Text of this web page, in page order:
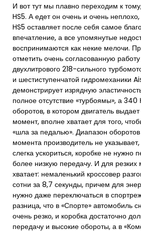
И вот тут мы плавно переходим к
HS5. А едет он очень и очень
HS5 оставляет после себя самое
впечатление, а все упомянутые
воспринимаются как некие мелочи.
отметить очень согласованную
двухлитрового 218-сильного
и шестиступенчатой гидромеханики
демонстрирует изрядную
полное отсутствие «турбоямы», а
оборотов, в котором двигатель
момент, вполне хватает для того,
«шла за педалью». Диапазон
момента производитель не
слегка ускориться, коробке не нужно
более низкую передачу. И для
хватает: немаленький кроссовер
сотни за 8,7 секунды, причем для
нужно даже переключаться в
разница, что в «Спорте» автомобиль
очень резко, и коробка достаточно
передачу и высокие обороты, а в